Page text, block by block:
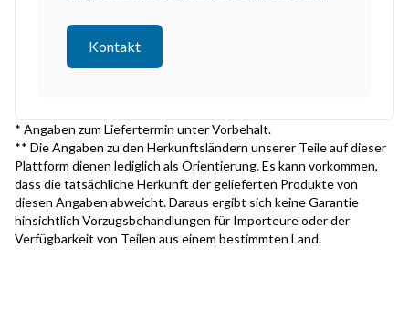
Kontakt
* Angaben zum Liefertermin unter Vorbehalt.
** Die Angaben zu den Herkunftsländern unserer Teile auf dieser
Plattform dienen lediglich als Orientierung. Es kann vorkommen,
dass die tatsächliche Herkunft der gelieferten Produkte von
diesen Angaben abweicht. Daraus ergibt sich keine Garantie
hinsichtlich Vorzugsbehandlungen für Importeure oder der
Verfügbarkeit von Teilen aus einem bestimmten Land.